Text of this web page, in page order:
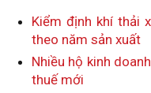
Kiểm định khí thải
theo năm sản xuất
Nhiều hộ kinh
thuế mới